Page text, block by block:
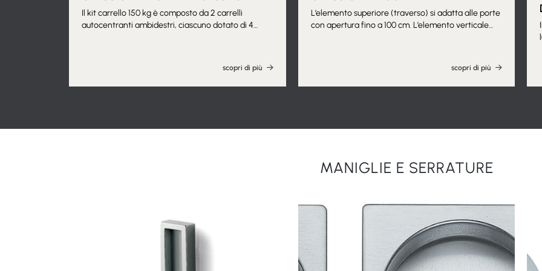
Il kit carrello 150 kg è composto da 2 carrelli
autocentranti ambidestri, ciascuno dotato di 4
carrello a durezza variabile in chiusura della guida.
Il kit comprende anche viteria, tasselli e bulloneria
scopri di più
L’elemento superiore (traverso) si adatta alle porte
con apertura fino a 100 cm. L’elemento verticale
scopri di più
MANIGLIE E SERRATURE